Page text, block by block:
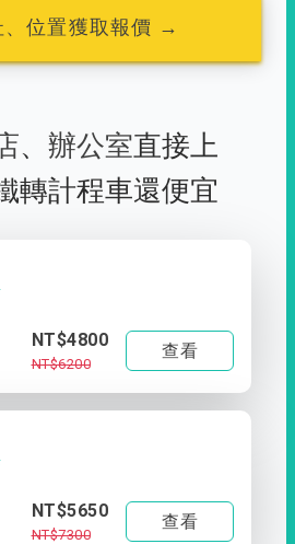
、位置獲取報價 →
、 辦公室直接上
轉計程車還便宜
NT$4800
NT$6200
查看
NT$5650
NT$7300
查看